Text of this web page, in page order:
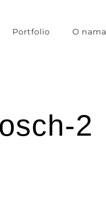
Portfolio O nama
2